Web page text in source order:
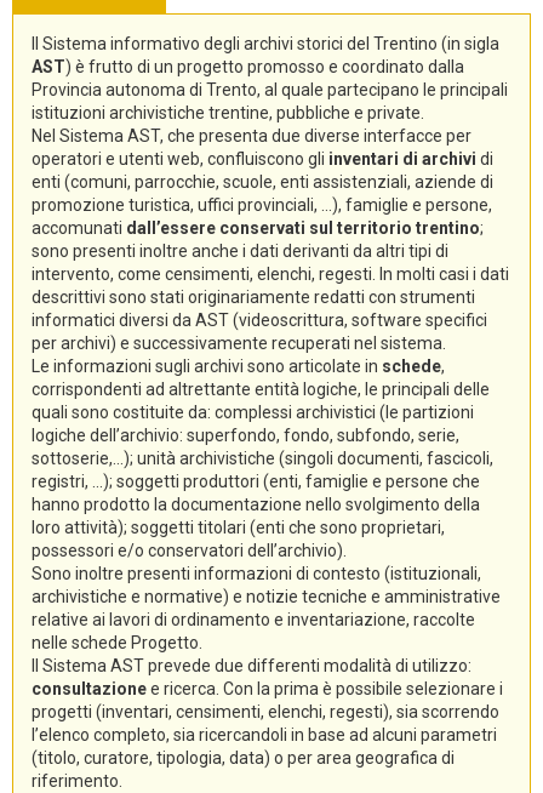
Il Sistema informativo degli archivi storici del Trentino (in sigla
AST) è frutto di un progetto promosso e coordinato dalla
Provincia autonoma di Trento, al quale partecipano le principali
istituzioni archivistiche trentine, pubbliche e private.
Nel Sistema AST, che presenta due diverse interfacce per
operatori e utenti web, confluiscono gli inventari di archivi di
enti (comuni, parrocchie, scuole, enti assistenziali, aziende di
promozione turistica, uffici provinciali, ...), famiglie e persone,
accomunati dall’essere conservati sul territorio trentino;
sono presenti inoltre anche i dati derivanti da altri tipi di
intervento, come censimenti, elenchi, regesti. In molti casi i dati
descrittivi sono stati originariamente redatti con strumenti
informatici diversi da AST (videoscrittura, software specifici
per archivi) e successivamente recuperati nel sistema.
Le informazioni sugli archivi sono articolate in schede,
corrispondenti ad altrettante entità logiche, le principali delle
quali sono costituite da: complessi archivistici (le partizioni
logiche dell’archivio: superfondo, fondo, subfondo, serie,
sottoserie,...); unità archivistiche (singoli documenti, fascicoli,
registri, ...); soggetti produttori (enti, famiglie e persone che
hanno prodotto la documentazione nello svolgimento della
loro attività); soggetti titolari (enti che sono proprietari,
possessori e/o conservatori dell’archivio).
Sono inoltre presenti informazioni di contesto (istituzionali,
archivistiche e normative) e notizie tecniche e amministrative
relative ai lavori di ordinamento e inventariazione, raccolte
nelle schede Progetto.
Il Sistema AST prevede due differenti modalità di utilizzo:
consultazionee ricerca. Con la prima è possibile selezionare i
progetti (inventari, censimenti, elenchi, regesti), sia scorrendo
l’elenco completo, sia ricercandoli in base ad alcuni parametri
(titolo, curatore, tipologia, data) o per area geografica di
riferimento.